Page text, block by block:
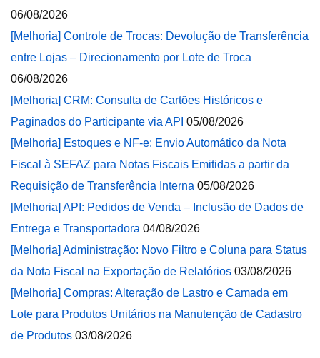
06/08/2026
[Melhoria] Controle de Trocas: Devolução de Transferência
entre Lojas – Direcionamento por Lote de Troca
06/08/2026
[Melhoria] CRM: Consulta de Cartões Históricos e
Paginados do Participante via API 05/08/2026
[Melhoria] Estoques e NF-e: Envio Automático da Nota
Fiscal à SEFAZ para Notas Fiscais Emitidas a partir da
Requisição de Transferência Interna 05/08/2026
[Melhoria] API: Pedidos de Venda – Inclusão de Dados de
Entrega e Transportadora 04/08/2026
[Melhoria] Administração: Novo Filtro e Coluna para Status
da Nota Fiscal na Exportação de Relatórios 03/08/2026
[Melhoria] Compras: Alteração de Lastro e Camada em
Lote para Produtos Unitários na Manutenção de Cadastro
de Produtos 03/08/2026